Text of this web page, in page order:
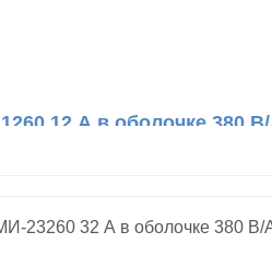
12 А в оболочке 380